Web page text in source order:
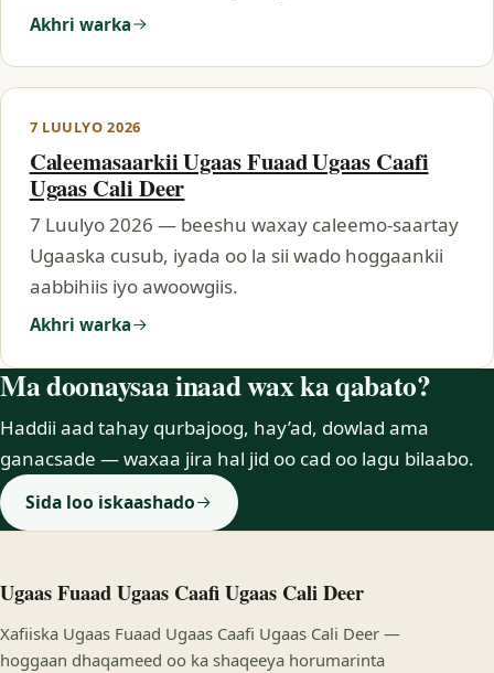
Akhri warka
7 LUULYO 2026
Caleemasaarkii Ugaas Fuaad Ugaas Caafi
Ugaas Cali Deer
7 Luulyo 2026 — beeshu waxay caleemo-saartay
Ugaaska cusub, iyada oo la sii wado hoggaankii
aabbihiis iyo awoowgiis.
Akhri warka
Ma doonaysaa inaad wax ka qabato?
Haddii aad tahay qurbajoog, hay’ad, dowlad ama
ganacsade — waxaa jira hal jid oo cad oo lagu bilaabo.
Sida loo iskaashado
Ugaas Fuaad Ugaas Caafi Ugaas Cali Deer
Xafiiska Ugaas Fuaad Ugaas Caafi Ugaas Cali Deer —
hoggaan dhaqameed oo ka shaqeeya horumarinta